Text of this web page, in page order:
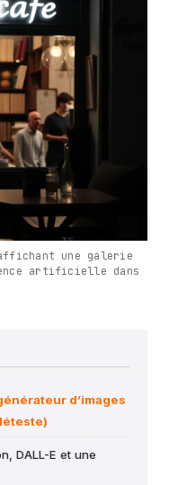
une galerie
artificielle dans
d’images
DALL-E et une